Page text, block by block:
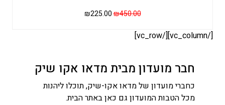
₪450.00
המחיר ₪225.00
[/vc_column][/vc_row]
חבר מועדון מבית מדאו אקו שיק
כחברי מועדון של מדאו אקו-שיק, תוכלו ליהנות
מכל הטבות המועדון גם כאן באתר הבית.